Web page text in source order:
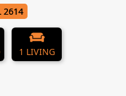
2614
1 LIVING